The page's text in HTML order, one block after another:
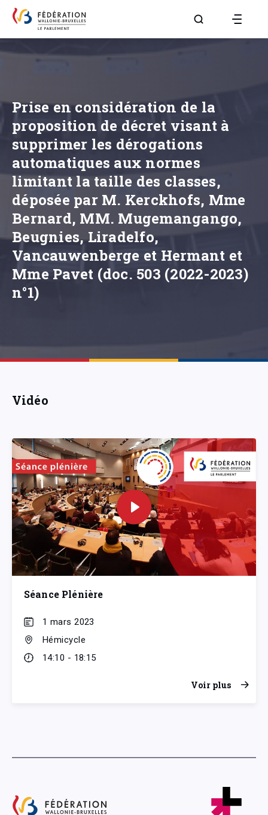
Aller à la page
Prise en considération de la
proposition de décret visant à
supprimer les dérogations
automatiques aux normes
limitant la taille des classes,
déposée par M. Kerckhofs, Mme
Bernard, MM. Mugemangango,
Beugnies, Liradelfo,
Vancauwenberge et Hermant et
Mme Pavet (doc. 503 (2022-2023)
n°1)
Vidéo
Séance Plénière
1 mars 2023
Hémicycle
14:10 - 18:15
Voir plus